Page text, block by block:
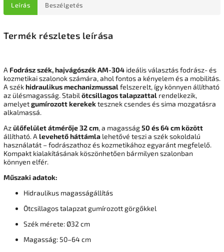
Leírás Beszélgetés
Termék részletes leírása
A Fodrász szék, hajvágószék AM-304 ideális választás fodrász- és
kozmetikai szalonok számára, ahol fontos a kényelem és a mobilitás.
A székhidraulikus mechanizmussalfelszerelt, így könnyen állítható
az ülésmagasság. Stabil ötcsillagos talapzattal rendelkezik,
amelyetgumírozott kerekektesznek csendes és sima mozgatásra
alkalmassá.
Azülőfelület átmérője 32 cm, a magasság50 és 64 cm között
állítható. A levehető háttámla lehetővé teszi a szék sokoldalú
használatát – fodrászathoz és kozmetikához egyaránt megfelelő.
Kompakt kialakításának köszönhetően bármilyen szalonban
könnyen elfér.
Műszaki adatok:
Hidraulikus magasságállítás
Ötcsillagos talapzat gumírozott görgőkkel
Szék mérete: Ø32 cm
Magasság: 50–64 cm